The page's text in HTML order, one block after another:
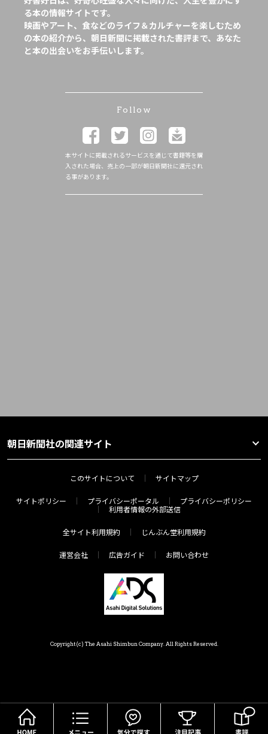
る本の情報サイトです。
映画やアート、食などのライフ＆カルチャーを楽しむため
の本の紹介から、朝日新聞に掲載された書評まで、あなた
と本の出会いをお手伝いします。
Follow
本サイトに掲載されるサービスを通じて書籍等を購
入された場合、売上の一部が朝日新聞社に還元され
る事があります。
朝日新聞社の関連サイト
このサイトについて サイトマップ
サイトポリシー プライバシーポータル
プライバシーポリシー
利用者情報の外部送信
全サイト利用規約 じんぶん堂利用規約
運営会社 広告ガイド お問い合わせ
Copyright(c) The Asahi Shimbun Company. All Rights Reserved.